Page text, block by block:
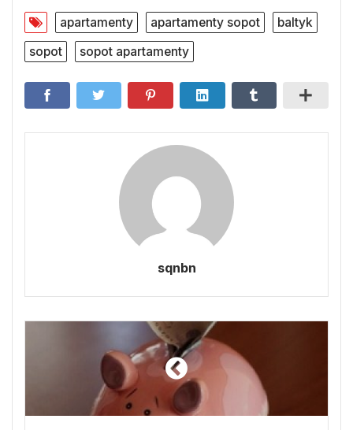
apartamenty apartamenty sopot
baltyk
sopot
sopot apartamenty
sqnbn